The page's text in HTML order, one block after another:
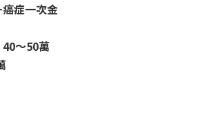
症一次金
40～50萬